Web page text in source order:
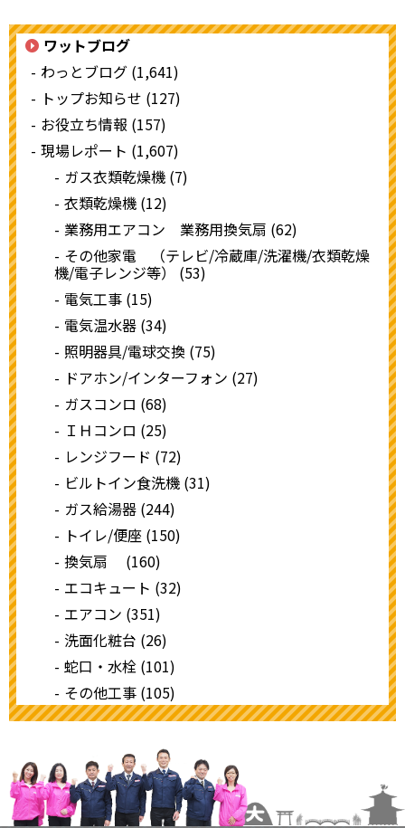
ワットブログ
わっとブログ (1,641)
トップお知らせ (127)
お役立ち情報 (157)
現場レポート (1,607)
ガス衣類乾燥機 (7)
衣類乾燥機 (12)
業務用エアコン 業務用換気扇 (62)
その他家電 （テレビ/冷蔵庫/洗濯機/衣類乾燥
機/電子レンジ等） (53)
電気工事 (15)
電気温水器 (34)
照明器具/電球交換 (75)
ドアホン/インターフォン (27)
ガスコンロ (68)
ＩＨコンロ (25)
レンジフード (72)
ビルトイン食洗機 (31)
ガス給湯器 (244)
トイレ/便座 (150)
換気扇 (160)
エコキュート (32)
エアコン (351)
洗面化粧台 (26)
蛇口・水栓 (101)
その他工事 (105)